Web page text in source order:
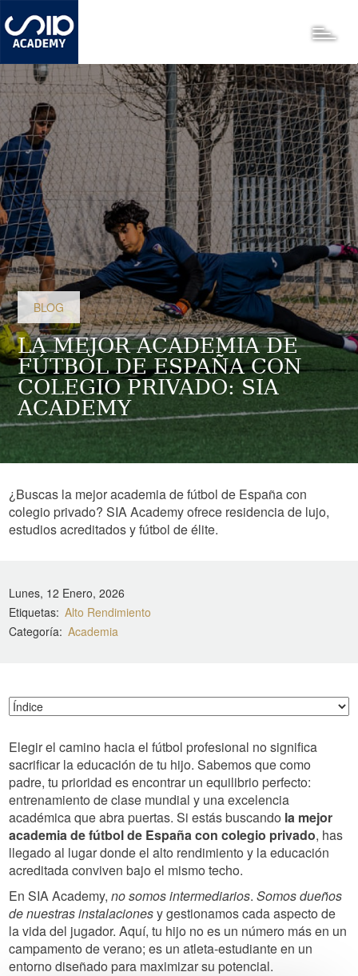
al
contenido
BLOG
LA MEJOR ACADEMIA DE
FÚTBOL DE ESPAÑA CON
COLEGIO PRIVADO: SIA
ACADEMY
¿Buscas la mejor academia de fútbol de España con
colegio privado? SIA Academy ofrece residencia de lujo,
estudios acreditados y fútbol de élite.
Lunes, 12 Enero, 2026
Etiquetas Alto Rendimiento
Categoría Academia
Elegir el camino hacia el fútbol profesional no significa
sacrificar la educación de tu hijo. Sabemos que como
padre, tu prioridad es encontrar un equilibrio perfecto:
entrenamiento de clase mundial y una excelencia
académica que abra puertas. Si estás buscando la mejor
academia de fútbol de España con colegio privado, has
llegado al lugar donde el alto rendimiento y la educación
acreditada conviven bajo el mismo techo.
En SIA Academy,no somos intermediarios.Somos dueños
de nuestras instalacionesy gestionamos cada aspecto de
la vida del jugador. Aquí, tu hijo no es un número más en un
campamento de verano; es un atleta-estudiante en un
entorno diseñado para maximizar su potencial.